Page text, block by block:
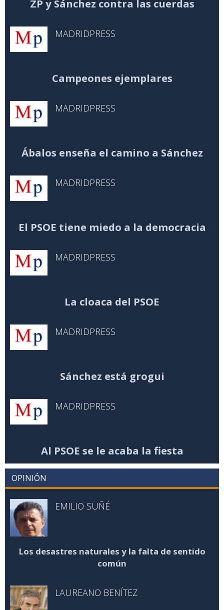
ZP y Sánchez contra las cuerdas
MADRIDPRESS
Campeones ejemplares
MADRIDPRESS
Ábalos enseña el camino a Sánchez
MADRIDPRESS
El PSOE tiene miedo a la democracia
MADRIDPRESS
La cloaca del PSOE
MADRIDPRESS
Sánchez está grogui
MADRIDPRESS
Al PSOE se le acaba la fiesta
OPINIÓN
EMILIO SUÑÉ
Los desastres naturales y la falta de sentido
común
LAUREANO BENÍTEZ